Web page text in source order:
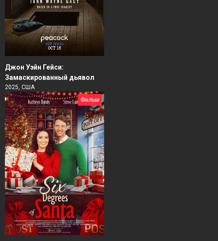
Джон Уэйн Гейси:
Замаскированный дьявол
2025, США
Фильм